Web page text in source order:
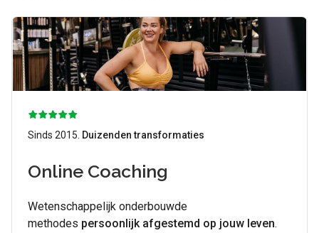
Sinds 2015. Duizenden transformaties
Online Coaching
Wetenschappelijk onderbouwde
methodes persoonlijk afgestemd op jouw leven.